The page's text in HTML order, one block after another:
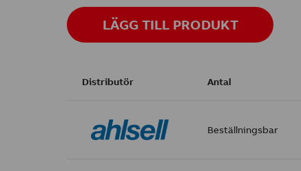
LÄGG TILL PRODUKT
Distributör Antal
Beställningsbar